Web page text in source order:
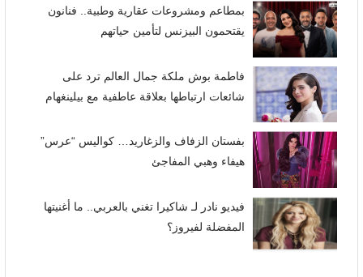
بمطاعم ومشروعات عقارية وطبية.. فنانون
يقتحمون البيزنس لتأمين حياتهم
فاطمة بوش ملكة جمال العالم ترد على
شائعات ارتباطها بعلاقة عاطفية مع بيلينغهام
بفستان الزفاف والزغاريد… كواليس “عرس”
هيفاء وهبي المفاجئ
فيديو نادر لـ شاكيرا تغني بالعربي.. ما أغنيتها
المفضلة لفيروز؟